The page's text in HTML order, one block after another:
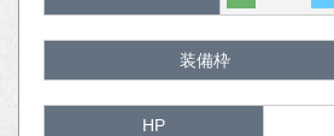
装備枠
HP